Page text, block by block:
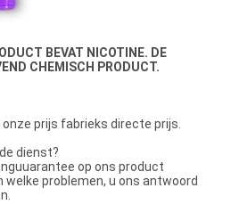
BEVAT NICOTINE. DE
CHEMISCH PRODUCT.
onze prijs fabrieks directe prijs.
dienst?
op ons product
welke problemen, u ons antwoord